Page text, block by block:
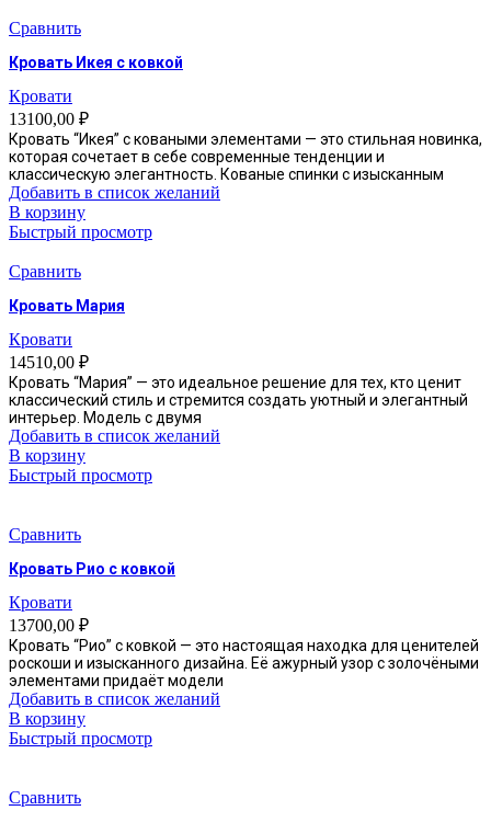
Сравнить
Кровать Икея с ковкой
Кровати
13100,00 ₽
Кровать “Икея” с коваными элементами — это стильная новинка,
которая сочетает в себе современные тенденции и
классическую элегантность. Кованые спинки с изысканным
Добавить в список желаний
В корзину
Быстрый просмотр
Сравнить
Кровать Мария
Кровати
14510,00 ₽
Кровать “Мария” — это идеальное решение для тех, кто ценит
классический стиль и стремится создать уютный и элегантный
интерьер. Модель с двумя
Добавить в список желаний
В корзину
Быстрый просмотр
Сравнить
Кровать Рио с ковкой
Кровати
13700,00 ₽
Кровать “Рио” с ковкой — это настоящая находка для ценителей
роскоши и изысканного дизайна. Её ажурный узор с золочёными
элементами придаёт модели
Добавить в список желаний
В корзину
Быстрый просмотр
Сравнить